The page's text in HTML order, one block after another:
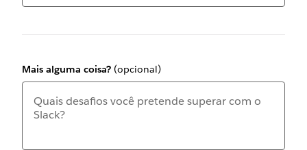
Mais alguma coisa? (opcional)